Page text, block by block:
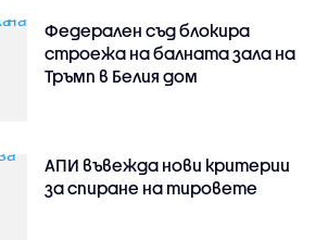
Федерален съд блокира
строежа на балната зала на
Тръмп в Белия дом
АПИ въвежда нови критерии
за спиране на тировете